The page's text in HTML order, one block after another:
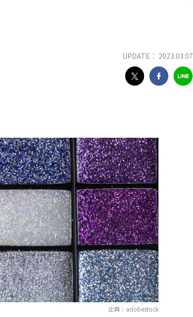
UPDATE： 2023.03.07
出典：adobestock